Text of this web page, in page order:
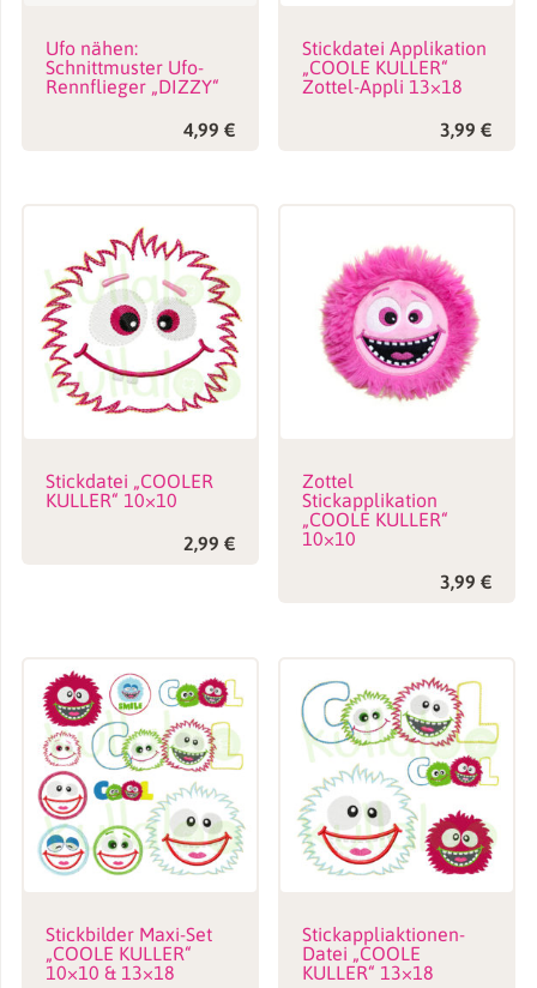
Ufo nähen:
Schnittmuster Ufo-
Rennflieger „DIZZY“
4,99 €
Stickdatei Applikation
„COOLE KULLER“
Zottel-Appli 13×18
3,99€
Stickdatei „COOLER
KULLER“ 10×10
2,99 €
Zottel
Stickapplikation
„COOLE KULLER“
10×10
3,99€
Stickbilder Maxi-Set
„COOLE KULLER“
10×10 & 13×18
Stickappliaktionen-
Datei „COOLE
KULLER“ 13×18